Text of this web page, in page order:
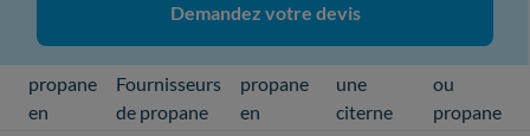
Demandez votre devis
propane
en
Fournisseurs
de propane
propane
en
une
citerne
ou
propane